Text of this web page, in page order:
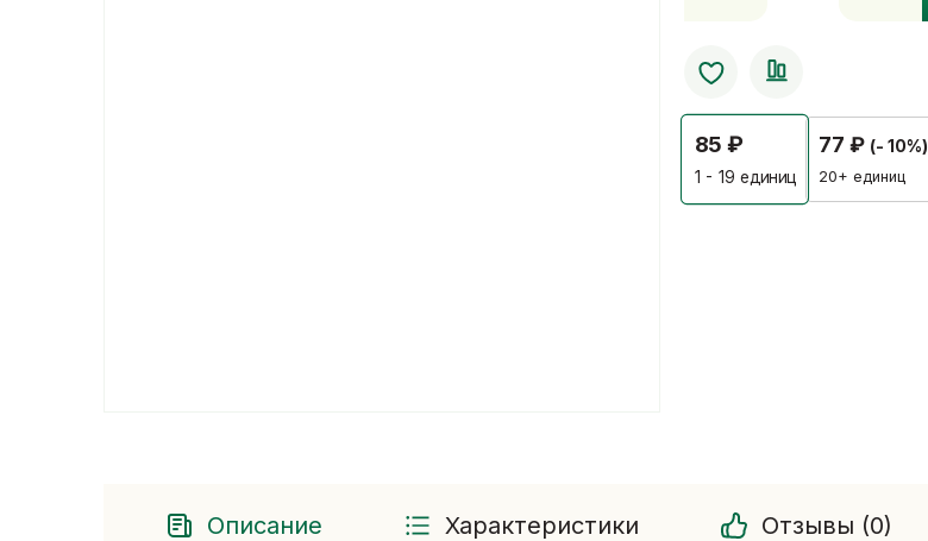
витамин
2000
мг
sappe
beauti
85₽
1 - 19 единиц
77 ₽ (- 10%)
20+ единиц
Описание Характеристики Отзывы (0)